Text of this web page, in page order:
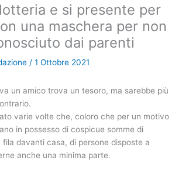
e si presente per
una maschera per non
dai parenti
/ 1 Ottobre 2021
un amico trova un tesoro, ma sarebbe più
varie volte che, coloro che per un motivo
in possesso di cospicue somme di
davanti casa, di persone disposte a
anche una minima parte.